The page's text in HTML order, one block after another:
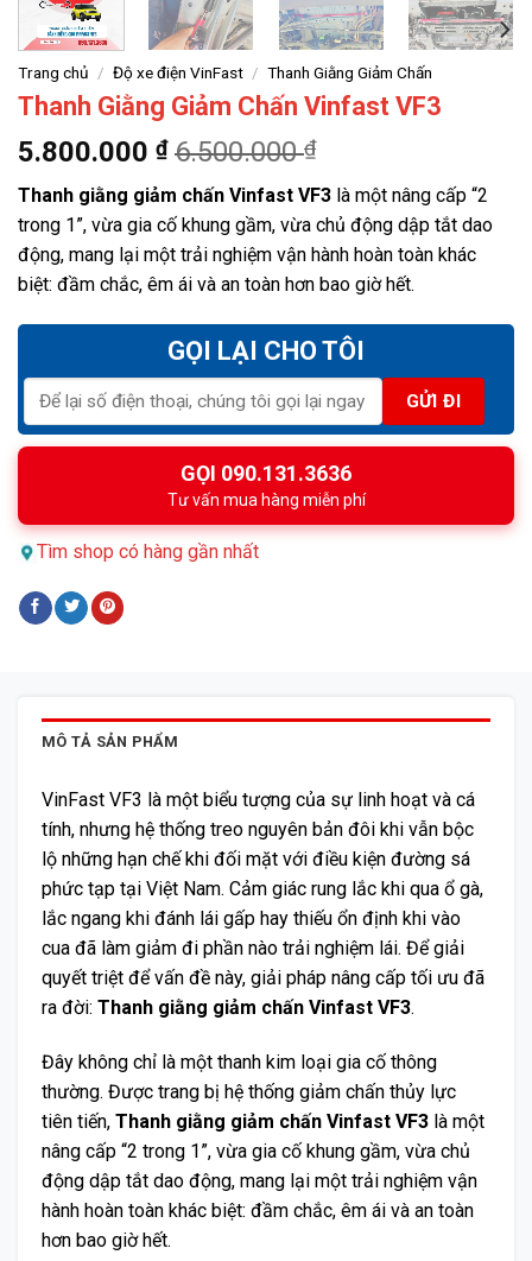
Trang chủ / Độ xe điện VinFast / Thanh Giằng Giảm Chấn
Thanh Giằng Giảm Chấn Vinfast VF3
5.800.000 ₫ 6.500.000₫
Thanh giằng giảm chấn Vinfast VF3 là một nâng cấp “2
trong 1”, vừa gia cố khung gầm, vừa chủ động dập tắt dao
động, mang lại một trải nghiệm vận hành hoàn toàn khác
biệt: đầm chắc, êm ái và an toàn hơn bao giờ hết.
GỌI LẠI CHO TÔI
GỌI 090.131.3636
Tư vấn mua hàng miễn phí
Tìm shop có hàng gần nhất
MÔ TẢ SẢN PHẨM
VinFast VF3 là một biểu tượng của sự linh hoạt và cá
tính, nhưng hệ thống treo nguyên bản đôi khi vẫn bộc
lộ những hạn chế khi đối mặt với điều kiện đường sá
phức tạp tại Việt Nam. Cảm giác rung lắc khi qua ổ gà,
lắc ngang khi đánh lái gấp hay thiếu ổn định khi vào
cua đã làm giảm đi phần nào trải nghiệm lái. Để giải
quyết triệt để vấn đề này, giải pháp nâng cấp tối ưu đã
ra đời: Thanh giằng giảm chấn Vinfast VF3.
Đây không chỉ là một thanh kim loại gia cố thông
thường. Được trang bị hệ thống giảm chấn thủy lực
tiên tiến, Thanh giằng giảm chấn Vinfast VF3 là một
nâng cấp “2 trong 1”, vừa gia cố khung gầm, vừa chủ
động dập tắt dao động, mang lại một trải nghiệm vận
hành hoàn toàn khác biệt: đầm chắc, êm ái và an toàn
hơn bao giờ hết.